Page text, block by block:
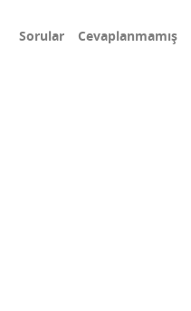
Sorular Cevaplanmamış